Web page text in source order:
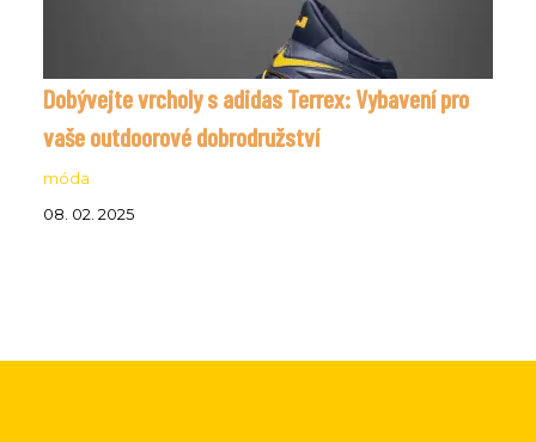
Dobývejte vrcholy s adidas Terrex: Vybavení pro
vaše outdoorové dobrodružství
móda
08. 02. 2025